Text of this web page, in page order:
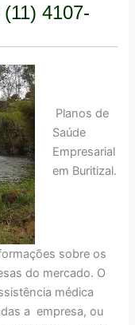
4107-
Planos de
Saúde
Empresarial
em Buritizal.
sobre os
do mercado. O
médica
a empresa, ou